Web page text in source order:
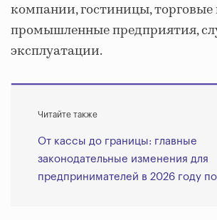
компании, гостиницы, торговые
промышленные предприятия,
эксплуатации.
Читайте также
От кассы до границы: главные
законодательные изменения для
предпринимателей в 2026 году